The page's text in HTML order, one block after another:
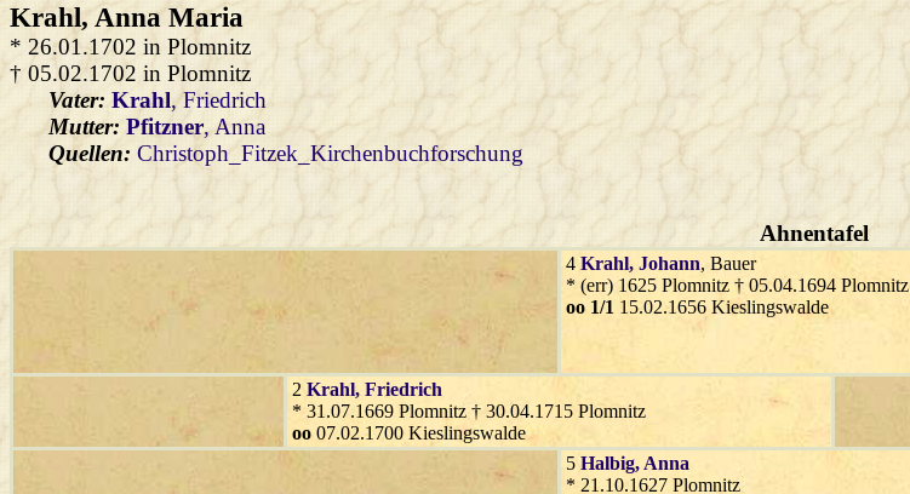
Krahl, Anna Maria
* 26.01.1702 in Plomnitz
† 05.02.1702 in Plomnitz
Vater: Krahl, Friedrich
Mutter: Pfitzner, Anna
Quellen: Christoph_Fitzek_Kirchenbuchforschung
Ahnentafel
4 Krahl, Johann, Bauer
* (err) 1625 Plomnitz † 05.04.1694 Plomnitz
oo 1/1 15.02.1656 Kieslingswalde
2 Krahl, Friedrich
* 31.07.1669 Plomnitz † 30.04.1715 Plomnitz
oo 07.02.1700 Kieslingswalde
5 Halbig, Anna
* 21.10.1627 Plomnitz